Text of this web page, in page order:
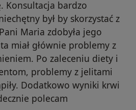
Konsultacja bardzo
był by skorzystać z
Maria zdobyła jego
miał głównie problemy z
Po zaleceniu diety i
problemy z jelitami
Dodatkowo wyniki krwi
polecam